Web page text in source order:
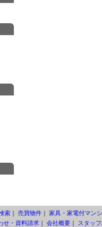
索｜ 売買物件｜ 家具・家電付マン
せ・資料請求｜ 会社概要｜ スタッ